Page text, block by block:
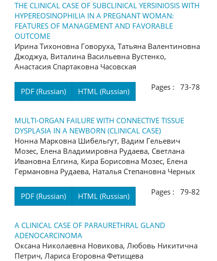
THE CLINICAL CASE OF SUBCLINICAL YERSINIOSIS WITH
HYPEREOSINOPHILIA IN A PREGNANT WOMAN:
FEATURES OF MANAGEMENT AND FAVORABLE
OUTCOME
Ирина Тихоновна Говоруха, Татьяна Валентиновна
Джоджуа, Виталина Васильевна Вустенко,
Анастасия Спартаковна Часовская
PDF (Russian) HTML (Russian) Pages : 73-78
MULTI-ORGAN FAILURE WITH CONNECTIVE TISSUE
DYSPLASIA IN A NEWBORN (CLINICAL CASE)
Нонна Марковна Шибельгут, Вадим Гельевич
Мозес, Елена Владимировна Рудаева, Светлана
Ивановна Елгина, Кира Борисовна Мозес, Елена
Германовна Рудаева, Наталья Степановна Черных
PDF (Russian) HTML (Russian) Pages : 79-82
A CLINICAL CASE OF PARAURETHRAL GLAND
ADENOCARCINOMA
Оксана Николаевна Новикова, Любовь Никитична
Петрич, Лариса Егоровна Фетищева